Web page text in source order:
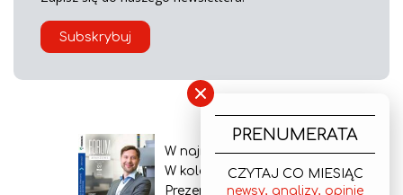
Subskrybuj
W najnowszym wydaniu
W kolejnym numerze
Prezentacja gazety
×
PRENUMERATA
CZYTAJ CO MIESIĄC
newsy, analizy, opinie